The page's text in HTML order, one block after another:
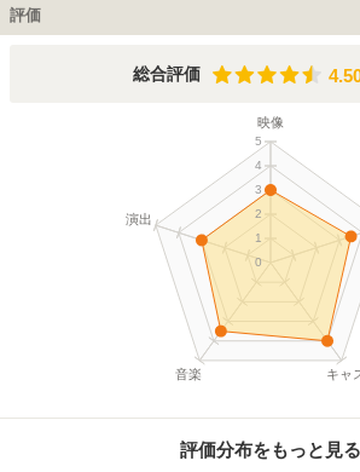
評価
総合評価 4.50
映像
キャ
音楽
演出
0
1
2
3
4
5
評価分布をもっと見る